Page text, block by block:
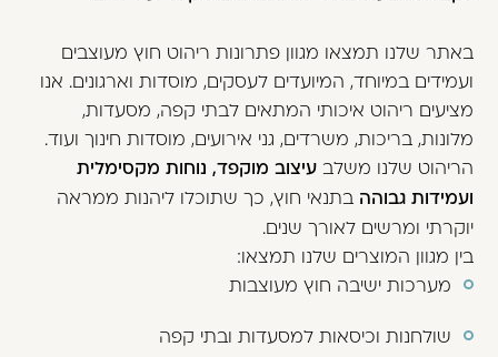
באתר שלנו תמצאו מגוון פתרונות ריהוט חוץ מעוצבים
ועמידים במיוחד, המיועדים לעסקים, מוסדות וארגונים. אנו
מציעים ריהוט איכותי המתאים לבתי קפה, מסעדות,
מלונות, בריכות, משרדים, גני אירועים, מוסדות חינוך ועוד.
הריהוט שלנו משלבעיצוב מוקפד, נוחות מקסימלית
ועמידות גבוהה בתנאי חוץ, כך שתוכלו ליהנות ממראה
יוקרתי ומרשים לאורך שנים.
בין מגוון המוצרים שלנו תמצאו:
מערכות ישיבה חוץ מעוצבות
שולחנות וכיסאות למסעדות ובתי קפה